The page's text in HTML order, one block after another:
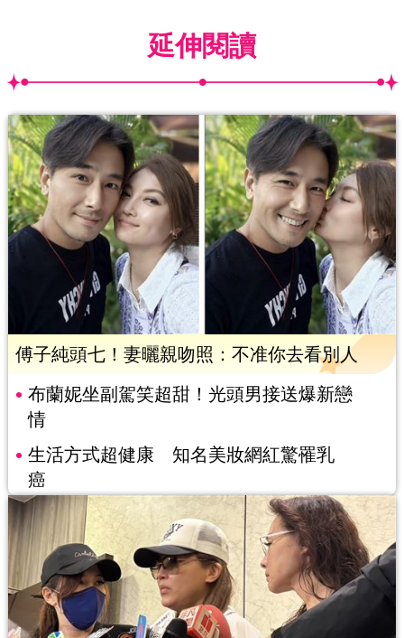
延伸閱讀
傅子純頭七！妻曬親吻照：不准你去看別人
布蘭妮坐副駕笑超甜！光頭男接送爆新戀
情
生活方式超健康 知名美妝網紅驚罹乳
癌